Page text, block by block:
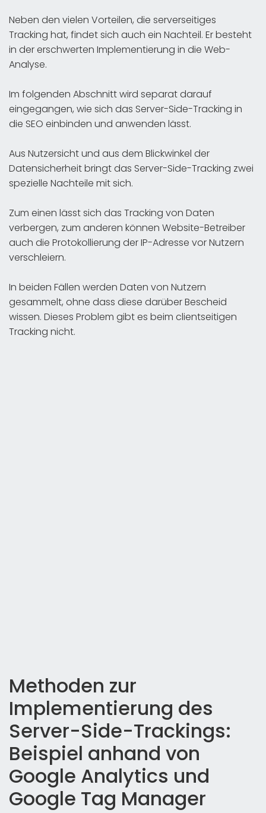
Neben den vielen Vorteilen, die serverseitiges
Tracking hat, findet sich auch ein Nachteil. Er besteht
in der erschwerten Implementierung in die Web-
Analyse.
Im folgenden Abschnitt wird separat darauf
eingegangen, wie sich das Server-Side-Tracking in
die SEO einbinden und anwenden lässt.
Aus Nutzersicht und aus dem Blickwinkel der
Datensicherheit bringt das Server-Side-Tracking zwei
spezielle Nachteile mit sich.
Zum einen lässt sich das Tracking von Daten
verbergen, zum anderen können Website-Betreiber
auch die Protokollierung der IP-Adresse vor Nutzern
verschleiern.
In beiden Fällen werden Daten von Nutzern
gesammelt, ohne dass diese darüber Bescheid
wissen. Dieses Problem gibt es beim clientseitigen
Tracking nicht.
Methoden zur
Implementierung des
Server-Side-Trackings:
Beispiel anhand von
Google Analytics und
Google Tag Manager